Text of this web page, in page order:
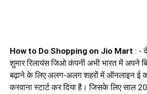
How to Do Shopping on Jio Mart : -
शुमार रिलायंस जिओ कंपनी अभी भारत में अपने
बढ़ाने के लिए अलग-अलग शहरों में ऑनलाइन ई
करवाना स्टार्ट कर दिया है। जिसके लिए साल